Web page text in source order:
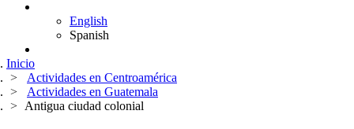
English
Spanish
Inicio
Actividades en Centroamérica
Actividades en Guatemala
Antigua ciudad colonial